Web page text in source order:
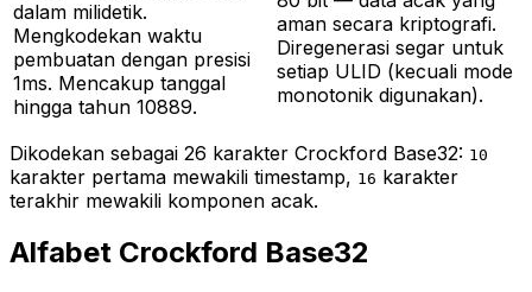
dalam milidetik.
Mengkodekan waktu
pembuatan dengan presisi
1ms. Mencakup tanggal
hingga tahun 10889.
aman secara kriptografi.
Diregenerasi segar untuk
setiap ULID (kecuali mode
monotonik digunakan).
Dikodekan sebagai 26 karakter Crockford Base32: 10
karakter pertama mewakili timestamp, 16 karakter
terakhir mewakili komponen acak.
Alfabet Crockford Base32